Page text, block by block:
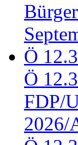
Ö
Ö
FDP/
2026/